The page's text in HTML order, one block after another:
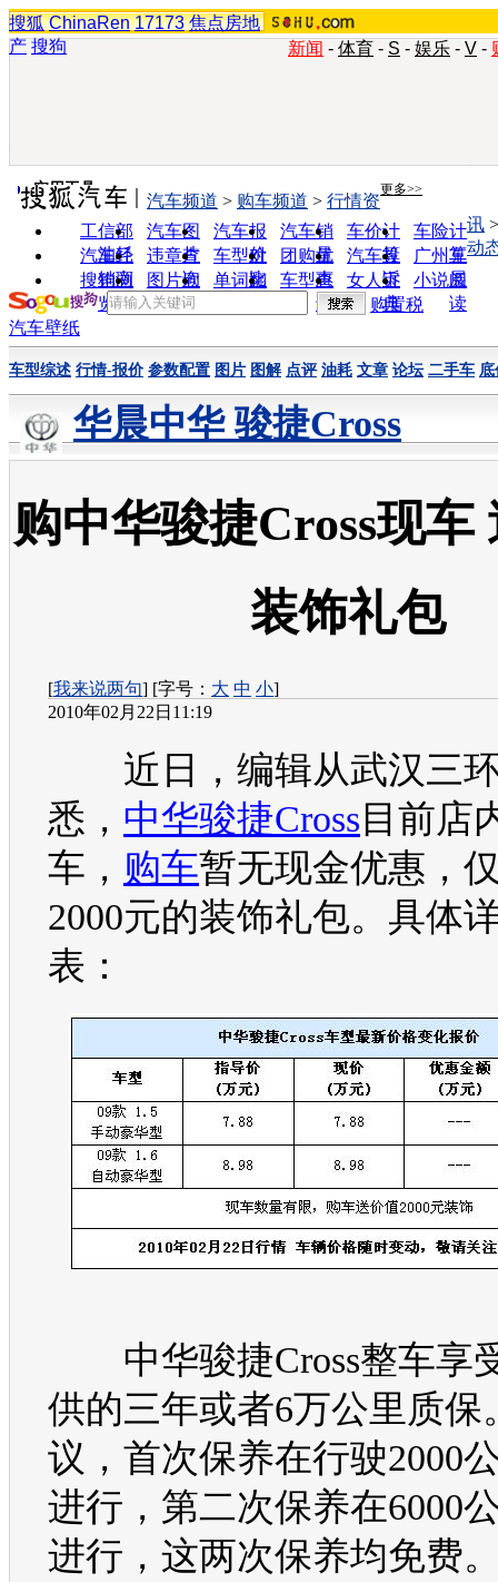
搜狐 ChinaRen 17173 焦点房地
产 搜狗 新闻 - 体育 - S - 娱乐 - V -
实用工具 更多>>
工信部
油耗
汽车图
片
汽车报
价
汽车销
量
车价计
算
车险计
算
汽车经
销商
违章查
询
车型对
比
团购优
惠
汽车投
诉
广州车
展
搜狗浏
览器
图片欣
赏
单词翻
车型查
询
女人宝
典
小说阅
读
汽车频道 > 购车频道 > 行情资
讯
动
购置税
汽车壁纸
车型综述 行情-报价 参数配置 图片 图解 点评 油耗 文章 论坛 二手车 底
华晨中华 骏捷Cross
购中华骏捷Cross现车
装饰礼包
[我来说两句] [字号： 大 中 小]
2010年02月22日11:19
近日，编辑从武汉三
悉， 中华骏捷Cross 目前店
车， 购车暂无现金优惠，
2000元的装饰礼包。具体
表：
中华骏捷Cross整车享
供的三年或者6万公里质保
议，首次保养在行驶2000
进行，第二次保养在6000
进行，这两次保养均免费